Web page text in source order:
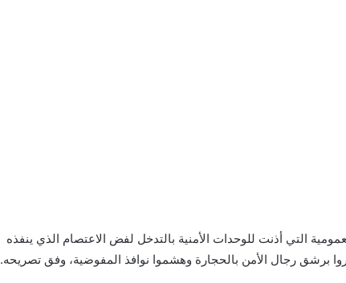
التي أذنت للوحدات الأمنية بالتدخل لفض الاعتصام الذي ينفذه
برشق رجال الأمن بالحجارة وهشموا نوافذ المفوضية، وفق تصريحه.